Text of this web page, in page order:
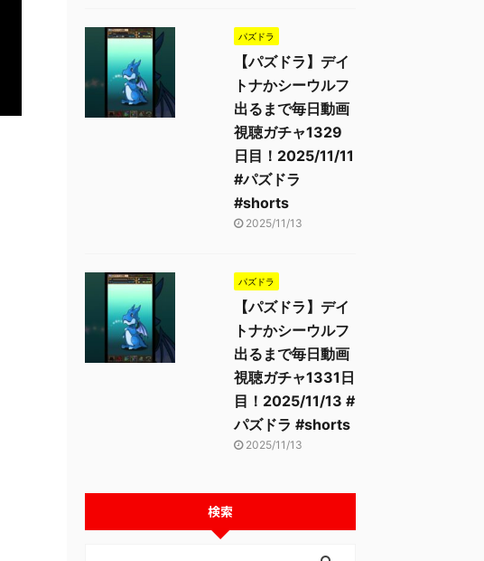
パズドラ
【パズドラ】デイ
トナかシーウルフ
出るまで毎日動画
視聴ガチャ1329
日目！2025/11/11
#パズドラ
#shorts
2025/11/13
パズドラ
【パズドラ】デイ
トナかシーウルフ
出るまで毎日動画
視聴ガチャ1331日
目！2025/11/13 #
パズドラ #shorts
2025/11/13
検索